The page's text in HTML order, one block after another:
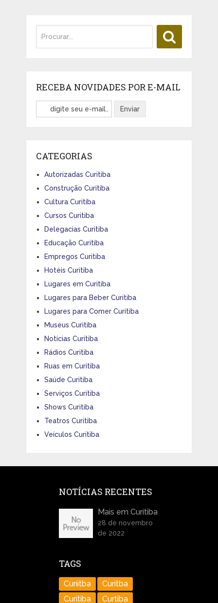
RECEBA NOVIDADES POR E-MAIL
CATEGORIAS
Autorizadas Curitiba
Construção Curitiba
Cultura Curitiba
Cursos Curitiba
Delegacias Curitiba
Educação Curitiba
Empregos Curitiba
Hotéis Curitiba
Lugares em Curitiba
Lugares para Beber Curitiba
Lugares para Comer Curitiba
Museus Curitiba
Notícias Curitiba
Rádios Curitiba
Ruas em Curitiba
Saúde Curitiba
Serviços Curitiba
Shows Curitiba
Teatros Curitiba
Veículos Curitiba
NOTÍCIAS RECENTES
Mais em Curitiba
28 de novembro
de 2022
TAGS
Curiitba
Curitba
Curitiba
Curtiba